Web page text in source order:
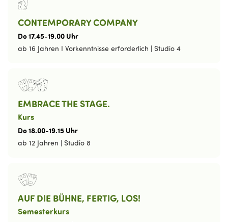
CONTEMPORARY COMPANY
Do17.45-19.00 Uhr
ab 16 Jahren I Vorkenntnisse erforderlich | Studio 4
EMBRACE THE STAGE.
Kurs
Do18.00-19.15 Uhr
ab 12 Jahren | Studio 8
AUF DIE BÜHNE, FERTIG, LOS!
Semesterkurs